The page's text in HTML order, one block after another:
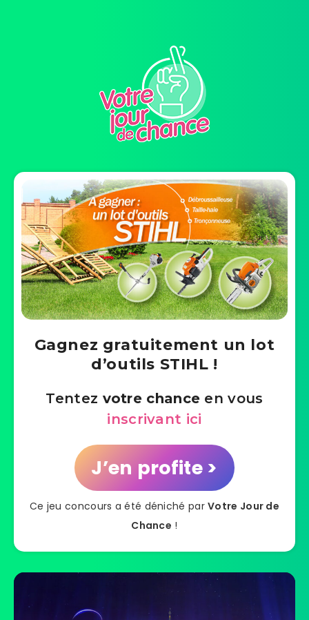
Gagnez gratuitement un lot
d’outils STIHL !
Tentez votre chance en vous
inscrivant ici
J’en profite >
Ce jeu concours a été déniché parVotre Jour de
Chance !